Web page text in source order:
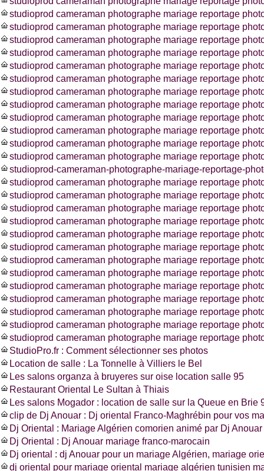
studioprod cameraman photographe mariage reportage
studioprod cameraman photographe mariage reportage
studioprod cameraman photographe mariage reportage
studioprod cameraman photographe mariage reportage
studioprod cameraman photographe mariage reportage
studioprod cameraman photographe mariage reportage
studioprod cameraman photographe mariage reportage
studioprod cameraman photographe mariage reportage
studioprod cameraman photographe mariage reportage
studioprod cameraman photographe mariage reportage
studioprod cameraman photographe mariage reportage
studioprod cameraman photographe mariage reportage
studioprod-cameraman-photographe-mariage-reportage-
studioprod cameraman photographe mariage reportage
studioprod cameraman photographe mariage reportage
studioprod cameraman photographe mariage reportage
studioprod cameraman photographe mariage reportage
studioprod cameraman photographe mariage reportage
studioprod cameraman photographe mariage reportage
studioprod cameraman photographe mariage reportage
studioprod cameraman photographe mariage reportage
studioprod cameraman photographe mariage reportage
studioprod cameraman photographe mariage reportage
studioprod cameraman photographe mariage reportage
studioprod cameraman photographe mariage reportage
studioprod cameraman photographe mariage reportage
StudioPro.fr : Comment sélectionner ses photos
Location de salle : La Tonnelle à Villiers le Bel
Les salons organza à bruyeres sur oise location salle 95
Restaurant Oriental Le Sultan à Thiais
Les salons Mogador : location de salle sur la Queue en Brie
clip de Dj Anouar : Dj oriental Franco-Maghrébin pour vos
Dj Oriental : Mariage Algérien comorien animé par Dj Anouar
Dj Oriental : Dj Anouar mariage franco-marocain
Dj oriental : dj Anouar pour un mariage Algérien, mariage
dj oriental pour mariage oriental mariage algérien tunisien